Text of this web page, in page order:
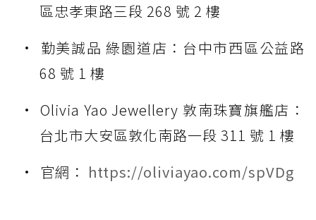
區忠孝東路三段 268 號 2 樓
勤美誠品 綠園道店：台中市西區公益路
68 號 1 樓
Olivia Yao Jewellery 敦南珠寶旗艦店：
台北市大安區敦化南路一段 311 號 1 樓
官網： https://oliviayao.com/spVDg